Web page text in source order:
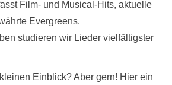
Film- und Musical-Hits, aktuelle
Evergreens.
studieren wir Lieder vielfältigster
Einblick? Aber gern! Hier ein